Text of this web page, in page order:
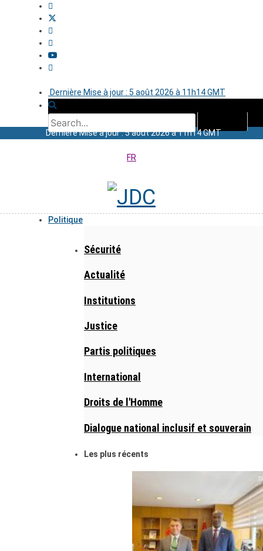
Dernière Mise à jour : 5 août 2026 à 11h14 GMT
Dernière Mise à jour : 5 août 2026 à 11h14 GMT
FR
Politique
Sécurité
Actualité
Institutions
Justice
Partis politiques
International
Droits de l'Homme
Dialogue national inclusif et souverain
Les plus récents